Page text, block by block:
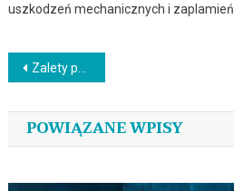
uszkodzeń mechanicznych i zaplamień.
Nawigacja
wpisu
Zalety podłóg z żywicy poliuretanowej
POWIĄZANE WPISY